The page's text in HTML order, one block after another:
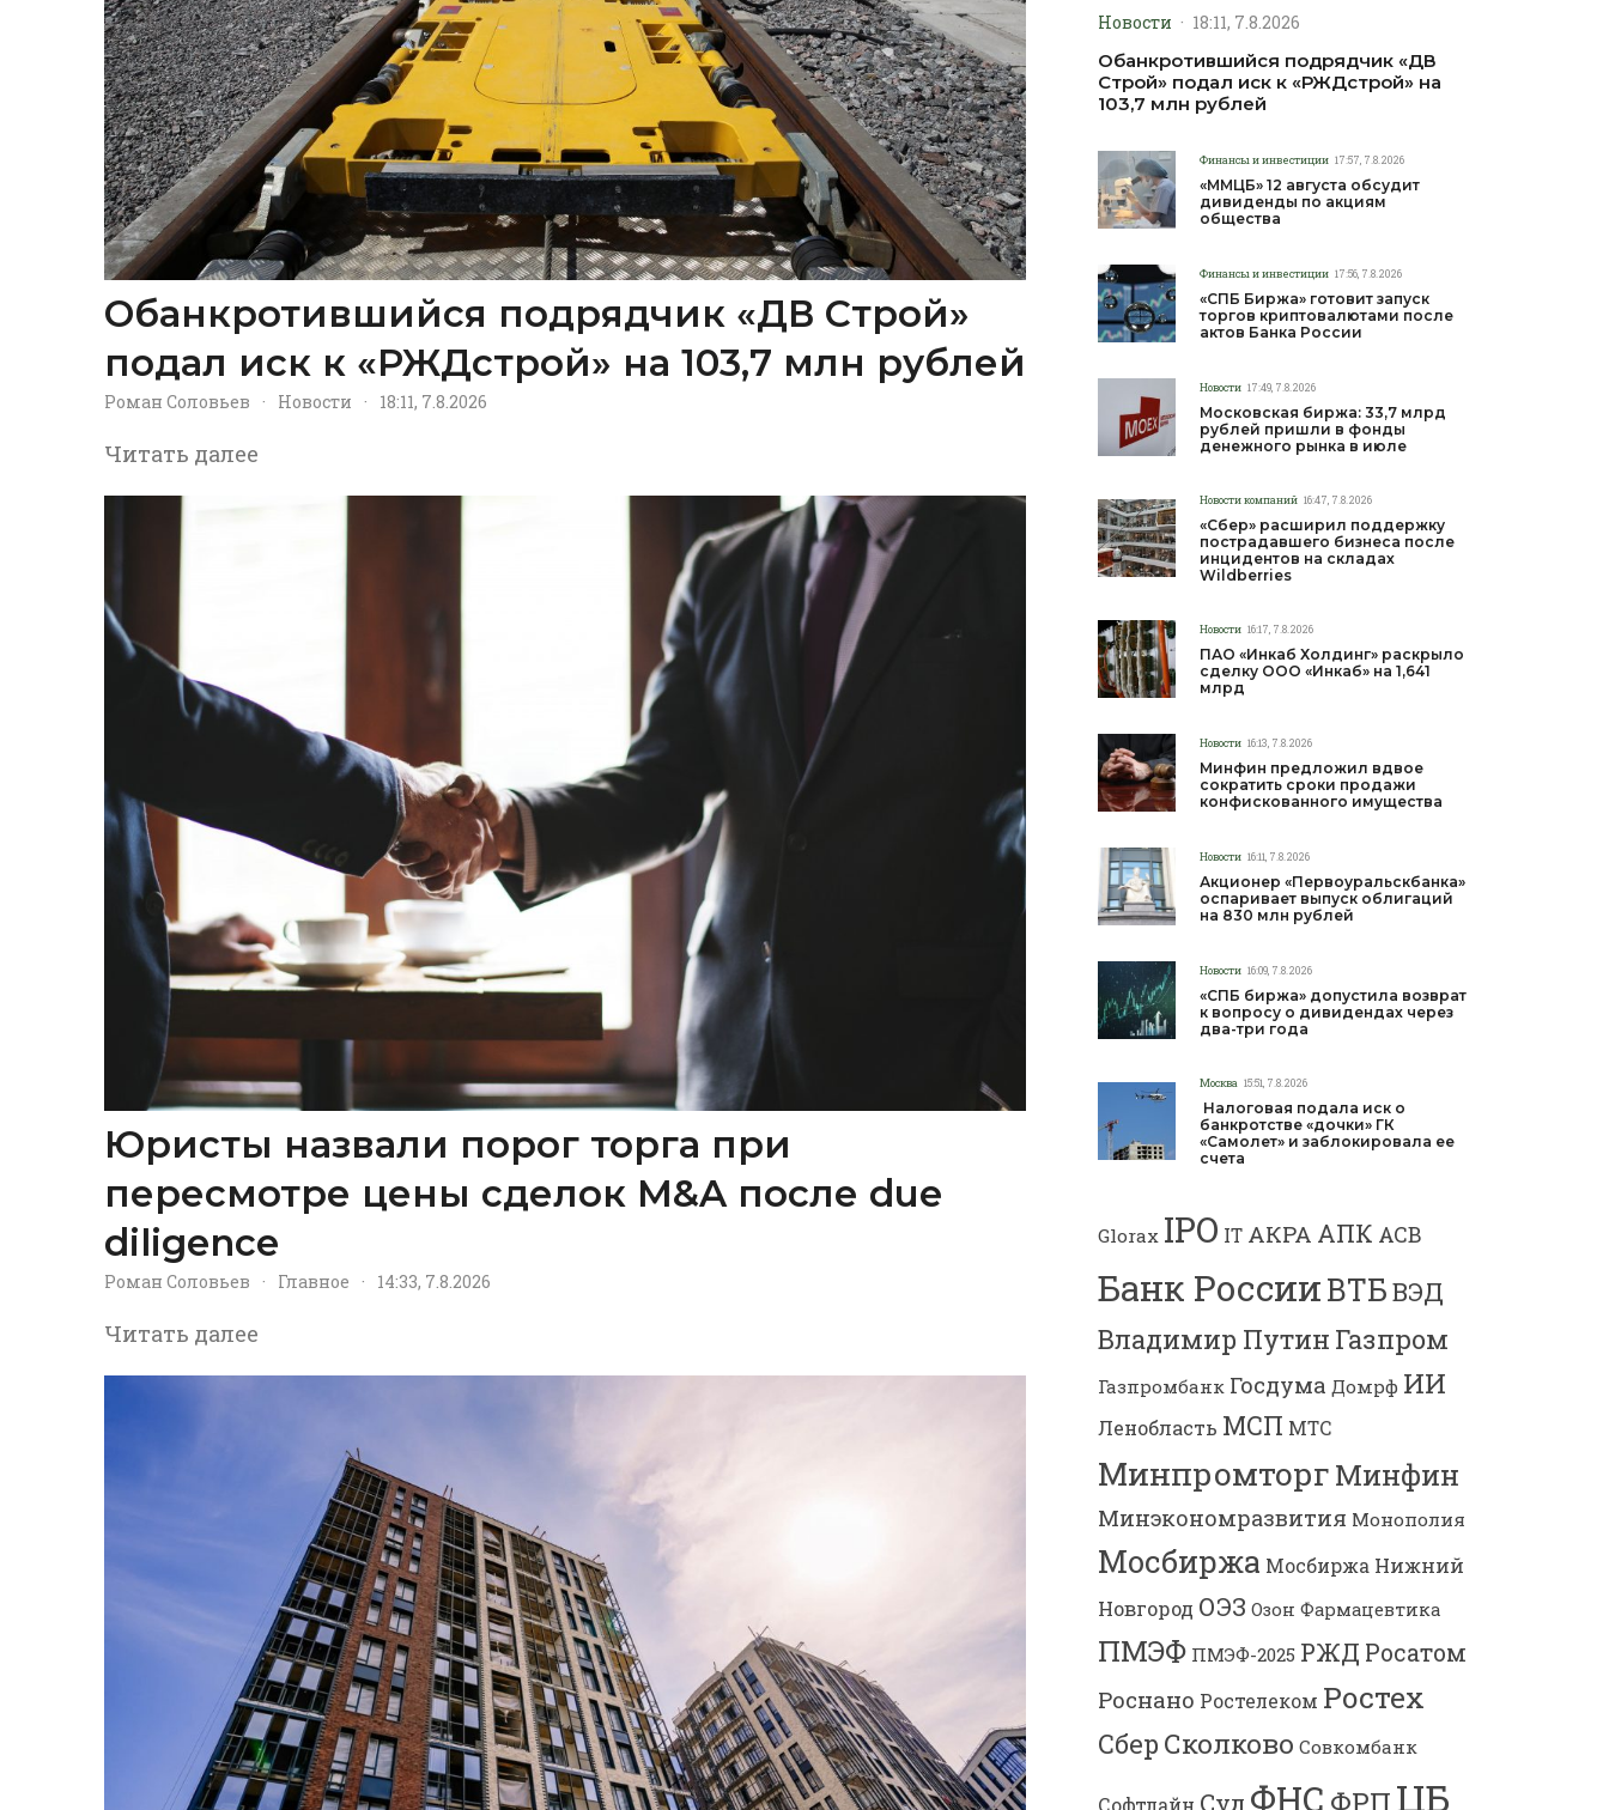
Обанкротившийся подрядчик «ДВ Строй»
подал иск к «РЖДстрой» на 103,7 млн рублей
Роман Соловьев · Новости · 18:11, 7.8.2026
Читать далее
Юристы назвали порог торга при
пересмотре цены сделок M&A после due
diligence
Роман Соловьев · Главное · 14:33, 7.8.2026
Читать далее
Новости · 18:11, 7.8.2026
Обанкротившийся подрядчик «ДВ
Строй» подал иск к «РЖДстрой» на
103,7 млн рублей
Финансы и инвестиции 17:57, 7.8.2026
«ММЦБ» 12 августа обсудит
дивиденды по акциям
общества
Финансы и инвестиции 17:56, 7.8.2026
«СПБ Биржа» готовит запуск
торгов криптовалютами после
актов Банка России
Новости 17:49, 7.8.2026
Московская биржа: 33,7 млрд
рублей пришли в фонды
денежного рынка в июле
Новости компаний 16:47, 7.8.2026
«Сбер» расширил поддержку
пострадавшего бизнеса после
инцидентов на складах
Wildberries
Новости 16:17, 7.8.2026
ПАО «Инкаб Холдинг» раскрыло
сделку ООО «Инкаб» на 1,641
млрд
Новости 16:13, 7.8.2026
Минфин предложил вдвое
сократить сроки продажи
конфискованного имущества
Новости 16:11, 7.8.2026
Акционер «Первоуральскбанка»
оспаривает выпуск облигаций
на 830 млн рублей
Новости 16:09, 7.8.2026
«СПБ биржа» допустила возврат
к вопросу о дивидендах через
два-три года
Москва 15:51, 7.8.2026
Налоговая подала иск о
банкротстве «дочки» ГК
«Самолет» и заблокировала ее
счета
Glorax IPO IT АКРА АПК АСВ
Банк РоссииВТБВЭД
Владимир Путин Газпром
Газпромбанк Госдума Домрф ИИ
Ленобласть МСП МТС
МинпромторгМинфин
Минэкономразвития Монополия
Мосбиржа Мосбиржа Нижний
Новгород ОЭЗ Озон Фармацевтика
ПМЭФ ПМЭФ-2025 РЖД Росатом
Роснано Ростелеком Ростех
Сбер Сколково Совкомбанк
ФНС ФРП ЦБ